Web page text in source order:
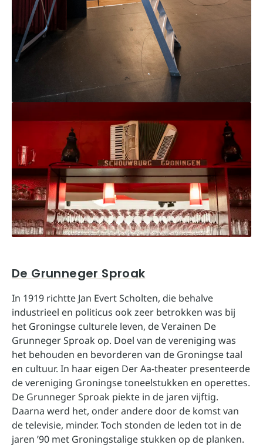
De Grunneger Sproak
In 1919 richtte Jan Evert Scholten, die behalve
industrieel en politicus ook zeer betrokken was bij
het Groningse culturele leven, de Verainen De
Grunneger Sproak op. Doel van de vereniging was
het behouden en bevorderen van de Groningse taal
en cultuur. In haar eigen Der Aa-theater presenteerde
de vereniging Groningse toneelstukken en operettes.
De Grunneger Sproak piekte in de jaren vijftig.
Daarna werd het, onder andere door de komst van
de televisie, minder. Toch stonden de leden tot in de
jaren ’90 met Groningstalige stukken op de planken.